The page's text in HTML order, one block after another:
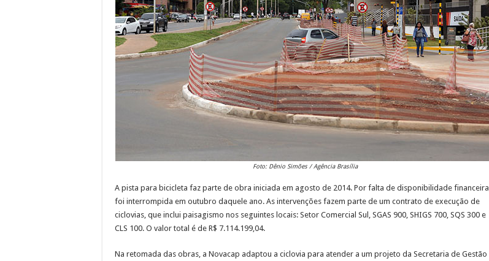
Foto: Dênio Simões / Agência Brasília
A pista para bicicleta faz parte de obra iniciada em agosto de 2014. Por falta de disponibilidade financeira,
foi interrompida em outubro daquele ano. As intervenções fazem parte de um contrato de execução de
ciclovias, que inclui paisagismo nos seguintes locais: Setor Comercial Sul, SGAS 900, SHIGS 700, SQS 300 e
CLS 100. O valor total é de R$ 7.114.199,04.
Na retomada das obras, a Novacap adaptou a ciclovia para atender a um projeto da Secretaria de Gestão